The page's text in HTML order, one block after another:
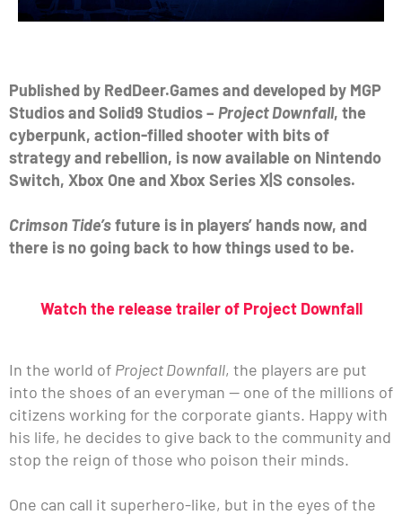
Published by RedDeer.Games and developed by MGP
Studios and Solid9 Studios – Project Downfall, the
cyberpunk, action-filled shooter with bits of
strategy and rebellion, is now available on Nintendo
Switch, Xbox One and Xbox Series X|S consoles.
Crimson Tide’sfuture is in players’ hands now, and
there is no going back to how things used to be.
Watch the release trailer of Project Downfall
In the world of Project Downfall, the players are put
into the shoes of an everyman — one of the millions of
citizens working for the corporate giants. Happy with
his life, he decides to give back to the community and
stop the reign of those who poison their minds.
One can call it superhero-like, but in the eyes of the